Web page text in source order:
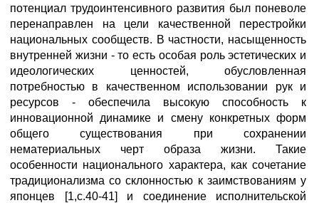
потенциал трудоинтенсивного развития был поневоле
перенаправлен на цели качественной перестройки
национальных сообществ. В частности, насыщенность
внутренней жизни - то есть особая роль эстетических и
идеологических ценностей, обусловленная
потребностью в качественном использовании рук и
ресурсов - обеспечила высокую способность к
инновационной динамике и смену конкретных форм
общего существования при сохранении
нематериальных черт образа жизни. Такие
особенности национального характера, как сочетание
традиционализма со склонностью к заимствованиям у
японцев [1,с.40-41] и соединение исполнительской